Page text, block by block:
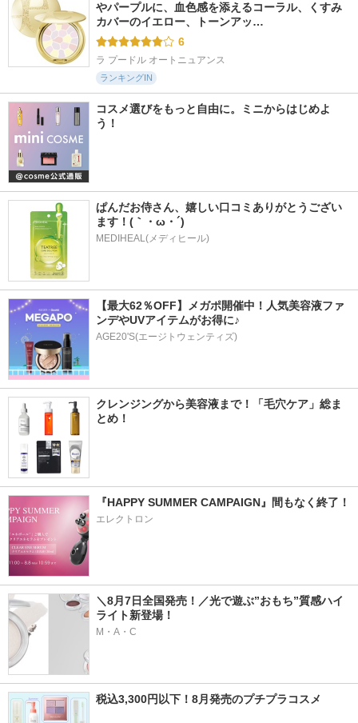
やパープルに、血色感を添えるコーラル、くすみ
カバーのイエロー、トーンアッ…
6
ラ プードル オートニュアンス
ランキングIN
コスメ選びをもっと自由に。ミニからはじめよ
う！
ぱんだお侍さん、嬉しい口コミありがとうござい
ます！(｀・ω・´)
MEDIHEAL(メディヒール)
【最大62％OFF】メガポ開催中！人気美容液ファ
ンデやUVアイテムがお得に♪
AGE20'S(エージトウェンティズ)
クレンジングから美容液まで！「毛穴ケア」総ま
とめ！
『HAPPY SUMMER CAMPAIGN』間もなく終了！
エレクトロン
＼8月7日全国発売！／光で遊ぶ”おもち”質感ハイ
ライト新登場！
M・A・C
税込3,300円以下！8月発売のプチプラコスメ